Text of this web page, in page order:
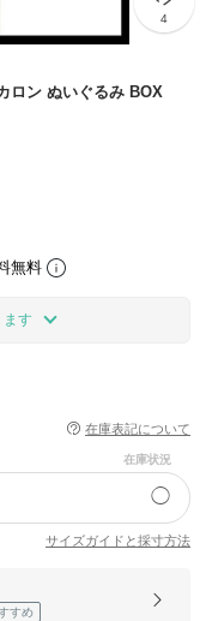
4
ロン ぬいぐるみ BOX
無料
ます
在庫表記について
在庫状況
◯
サイズガイドと採寸方法
すめ